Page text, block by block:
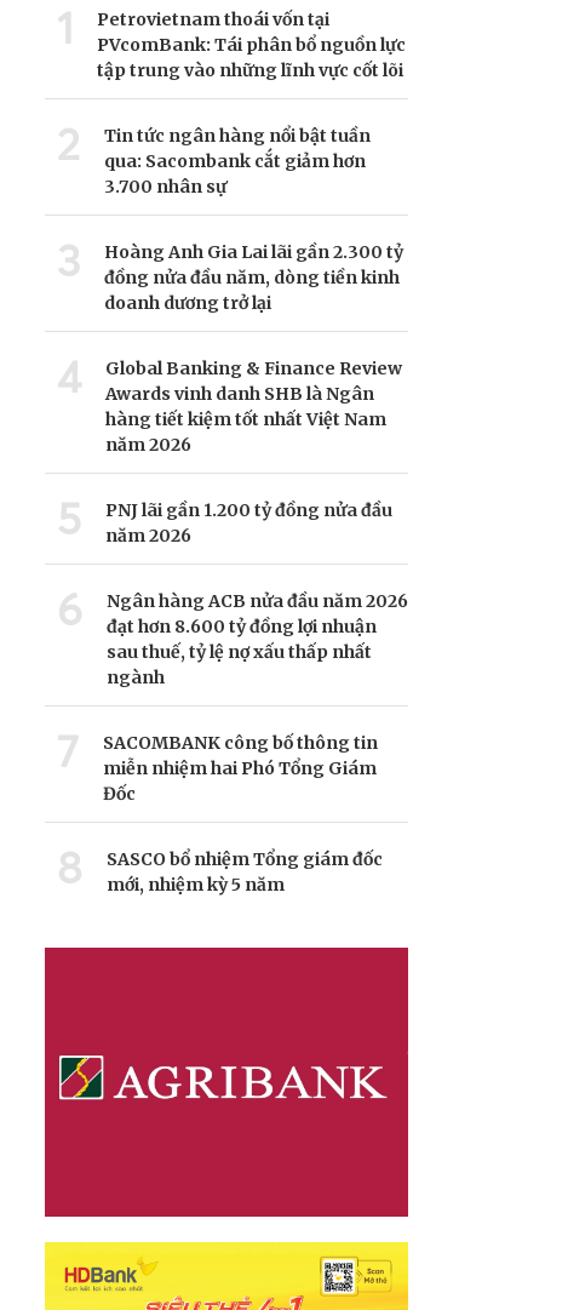
1
Petrovietnam thoái vốn tại
PVcomBank: Tái phân bổ nguồn lực
tập trung vào những lĩnh vực cốt lõi
2
Tin tức ngân hàng nổi bật tuần
qua: Sacombank cắt giảm hơn
3.700 nhân sự
3
Hoàng Anh Gia Lai lãi gần 2.300 tỷ
đồng nửa đầu năm, dòng tiền kinh
doanh dương trở lại
4
Global Banking & Finance Review
Awards vinh danh SHB là Ngân
hàng tiết kiệm tốt nhất Việt Nam
năm 2026
5
PNJ lãi gần 1.200 tỷ đồng nửa đầu
năm 2026
6
Ngân hàng ACB nửa đầu năm 2026
đạt hơn 8.600 tỷ đồng lợi nhuận
sau thuế, tỷ lệ nợ xấu thấp nhất
ngành
7
SACOMBANK công bố thông tin
miễn nhiệm hai Phó Tổng Giám
Đốc
8
SASCO bổ nhiệm Tổng giám đốc
mới, nhiệm kỳ 5 năm